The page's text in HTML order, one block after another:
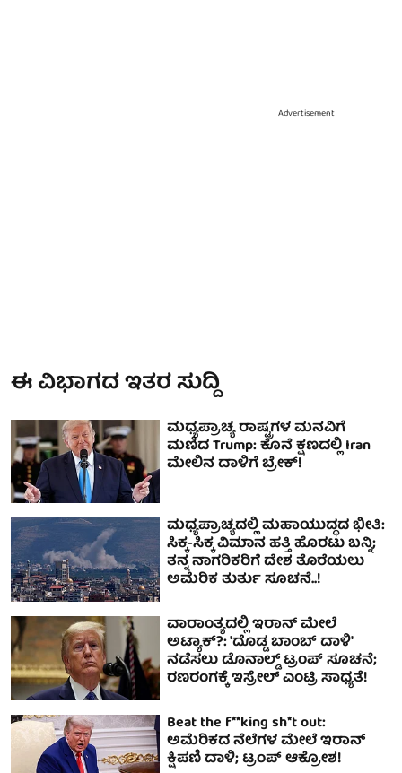
Advertisement
ಈ ವಿಭಾಗದ ಇತರ ಸುದ್ದಿ
ಮಧ್ಯಪ್ರಾಚ್ಯ ರಾಷ್ಟ್ರಗಳ ಮನವಿಗೆ
ಮಣಿದ Trump: ಕೊನೆ ಕ್ಷಣದಲ್ಲಿ Iran
ಮೇಲಿನ ದಾಳಿಗೆ ಬ್ರೇಕ್‌!
ಮಧ್ಯಪ್ರಾಚ್ಯದಲ್ಲಿ ಮಹಾಯುದ್ಧದ ಭೀತಿ:
ಸಿಕ್ಕ-ಸಿಕ್ಕ ವಿಮಾನ ಹತ್ತಿ ಹೊರಟು ಬನ್ನಿ;
ತನ್ನ ನಾಗರಿಕರಿಗೆ ದೇಶ ತೊರೆಯಲು
ಅಮೆರಿಕ ತುರ್ತು ಸೂಚನೆ..!
ವಾರಾಂತ್ಯದಲ್ಲಿ ಇರಾನ್ ಮೇಲೆ
ಅಟ್ಯಾಕ್?: 'ದೊಡ್ಡ ಬಾಂಬ್ ದಾಳಿ'
ನಡೆಸಲು ಡೊನಾಲ್ಡ್ ಟ್ರಂಪ್ ಸೂಚನೆ;
ರಣರಂಗಕ್ಕೆ ಇಸ್ರೇಲ್ ಎಂಟ್ರಿ ಸಾಧ್ಯತೆ!
Beat the f**king sh*t out:
ಅಮೆರಿಕದ ನೆಲೆಗಳ ಮೇಲೆ ಇರಾನ್
ಕ್ಷಿಪಣಿ ದಾಳಿ; ಟ್ರಂಪ್ ಆಕ್ರೋಶ!